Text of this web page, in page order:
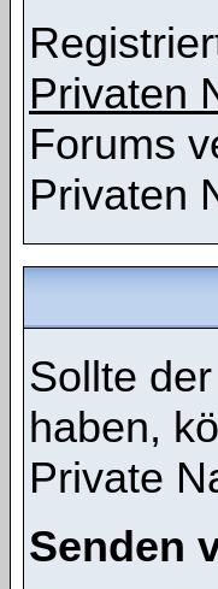
Privaten
Forums
Privaten
Sollte
haben,
Private
Senden